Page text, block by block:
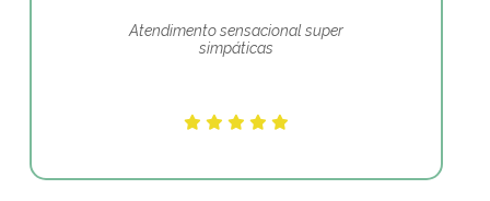
Atendimento sensacional super
simpáticas